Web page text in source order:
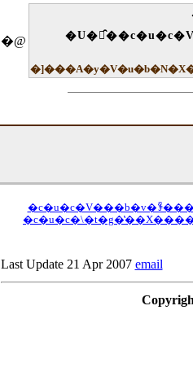
�@
Last Update 21 Apr 2007 email